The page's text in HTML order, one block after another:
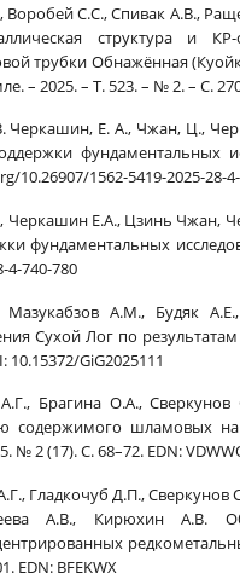
Воробей С.С., Спивак А.В.,
структура и КР-
трубки Обнажённая
– 2025. – Т. 523. – № 2. – С.
Черкашин, Е. А., Чжан, Ц.,
фундаментальных
10.26907/1562-5419-2025-28-
Черкашин Е.А., Цзинь Чжан,
фундаментальных
4-740-780
А.М., Будяк
Сухой Лог по
10.15372/GiG2025111
Брагина О.А.,
содержимого шламовых
№ 2 (17). С. 68–72. EDN:
Гладкочуб Д.П.,
А.В., Кирюхин А.В.
EDN: BFEKWX